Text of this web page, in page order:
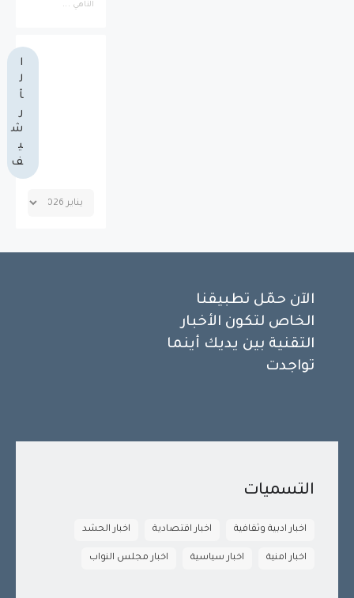
الناهي ...
ا
ل
أ
ر
ش
ي
ف
الآن حمّل تطبيقنا
الخاص لتكون الأخبار
التقنية بين يديك أينما
تواجدت
التسميات
اخبار ادبية وثقافية اخبار اقتصادية اخبار الحشد
اخبار امنية اخبار سياسية اخبار مجلس النواب